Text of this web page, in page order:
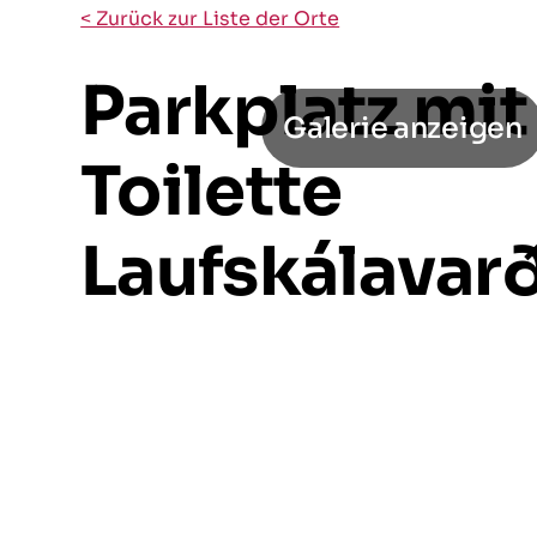
< Zurück zur Liste der Orte
Parkplatz mit
Toilette
Galerie anzeigen